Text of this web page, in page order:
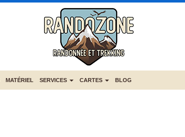
MATÉRIEL SERVICES CARTES BLOG